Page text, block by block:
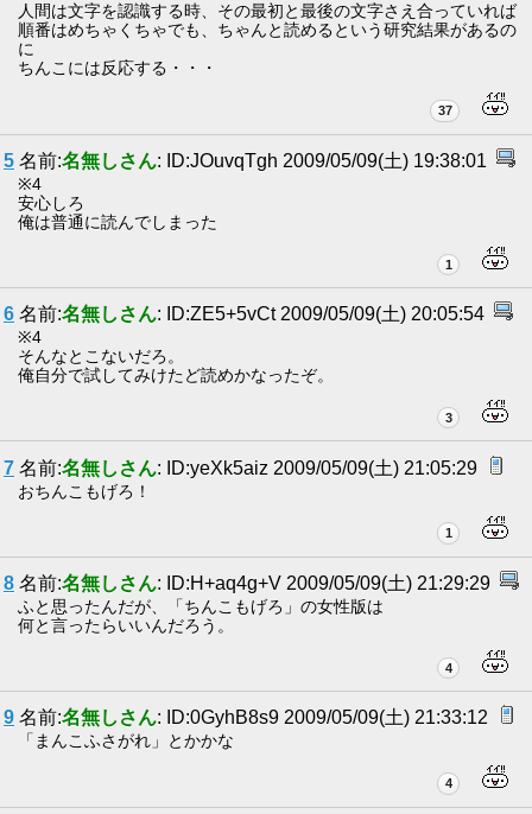
人間は文字を認識する時、その最初と最後の文字さえ合っていれば
順番はめちゃくちゃでも、ちゃんと読めるという研究結果があるの
に
ちんこには反応する・・・
37
5 名前:名無しさん: ID:JOuvqTgh 2009/05/09(土) 19:38:01
※4
安心しろ
俺は普通に読んでしまった
1
6 名前:名無しさん: ID:ZE5+5vCt 2009/05/09(土) 20:05:54
※4
そんなとこないだろ。
俺自分で試してみけたど読めかなったぞ。
3
7 名前:名無しさん: ID:yeXk5aiz 2009/05/09(土) 21:05:29
おちんこもげろ！
1
8 名前:名無しさん: ID:H+aq4g+V 2009/05/09(土) 21:29:29
ふと思ったんだが、「ちんこもげろ」の女性版は
何と言ったらいいんだろう。
4
9 名前:名無しさん: ID:0GyhB8s9 2009/05/09(土) 21:33:12
「まんこふさがれ」とかかな
4